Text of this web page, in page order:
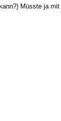
Müsste ja mit